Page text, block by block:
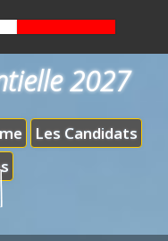
Les Candidats
2027